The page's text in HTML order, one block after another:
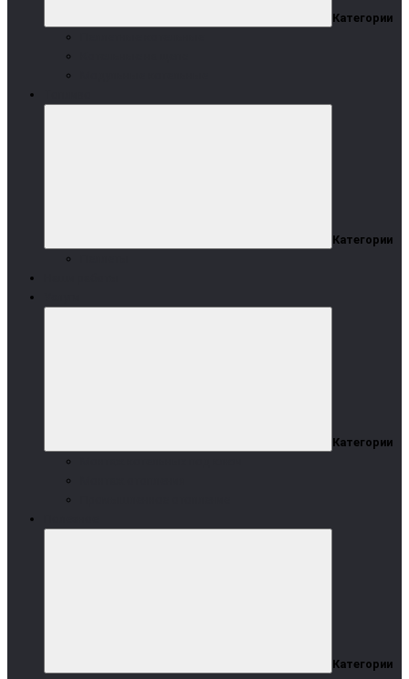
Категории
Категории
Категории
Категории